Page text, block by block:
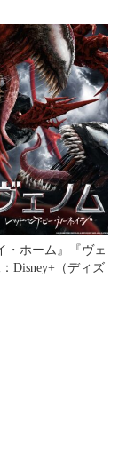
・ホーム』『ヴェ
Disney+（ディズ